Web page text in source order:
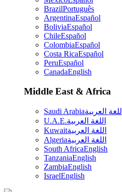
BrazilPortuguês
ArgentinaEspañol
BoliviaEspañol
ChileEspañol
ColombiaEspañol
Costa RicaEspañol
PeruEspañol
CanadaEnglish
Middle East & Africa
Saudi Arabiaاللغة العربية
U.A.E.اللغة العربية
Kuwaitاللغة العربية
Algeriaاللغة العربية
South AfricaEnglish
TanzaniaEnglish
ZambiaEnglish
IsraelEnglish